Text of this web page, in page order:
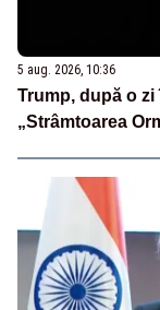
5 aug. 2026, 10:36
Trump, după o
„Strâmtoarea